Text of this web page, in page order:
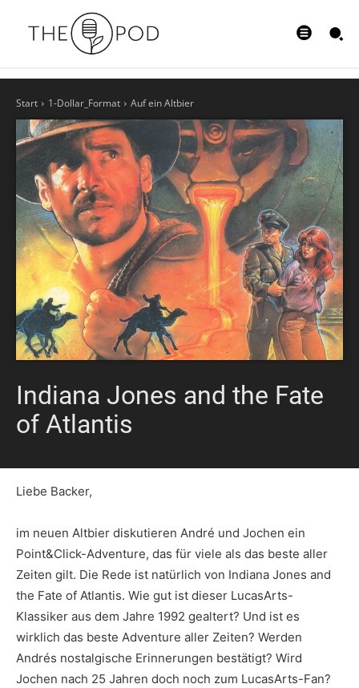
Start 1-Dollar_Format Auf ein Altbier
Indiana Jones and the Fate
of Atlantis
Liebe Backer,
im neuen Altbier diskutieren André und Jochen ein
Point&Click-Adventure, das für viele als das beste aller
Zeiten gilt. Die Rede ist natürlich von Indiana Jones and
the Fate of Atlantis. Wie gut ist dieser LucasArts-
Klassiker aus dem Jahre 1992 gealtert? Und ist es
wirklich das beste Adventure aller Zeiten? Werden
Andrés nostalgische Erinnerungen bestätigt? Wird
Jochen nach 25 Jahren doch noch zum LucasArts-Fan?